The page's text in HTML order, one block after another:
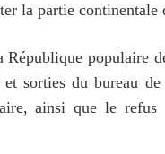
la partie
populaire
et sorties du bureau
ainsi que le